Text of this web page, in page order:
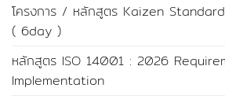
โครงการ / หลักสูตร Kaizen
( 6day )
หลักสูตร ISO 14001 : 2026
Implementation